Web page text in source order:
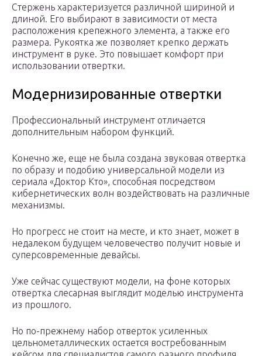
Стержень характеризуется различной шириной и
длиной. Его выбирают в зависимости от места
расположения крепежного элемента, а также его
размера. Рукоятка же позволяет крепко держать
инструмент в руке. Это повышает комфорт при
использовании отвертки.
Модернизированные отвертки
Профессиональный инструмент отличается
дополнительным набором функций.
Конечно же, еще не была создана звуковая отвертка
по образу и подобию универсальной модели из
сериала «Доктор Кто», способная посредством
кибернетических волн воздействовать на различные
механизмы.
Но прогресс не стоит на месте, и кто знает, может в
недалеком будущем человечество получит новые и
суперсовременные девайсы.
Уже сейчас существуют модели, на фоне которых
отвертка слесарная выглядит моделью инструмента
из прошлого.
Но по-прежнему набор отверток усиленных
цельнометаллических остается востребованным